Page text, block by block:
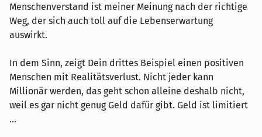
Menschenverstand ist meiner Meinung nach der richtige
Weg, der sich auch toll auf die Lebenserwartung
auswirkt.
In dem Sinn, zeigt Dein drittes Beispiel einen positiven
Menschen mit Realitätsverlust. Nicht jeder kann
Millionär werden, das geht schon alleine deshalb nicht,
weil es gar nicht genug Geld dafür gibt. Geld ist limitiert
...